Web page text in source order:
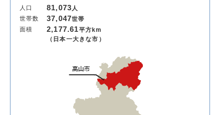
人口 81,073人
世帯数
37,047世帯
面積
2,177.61平方km
（日本一大きな市）